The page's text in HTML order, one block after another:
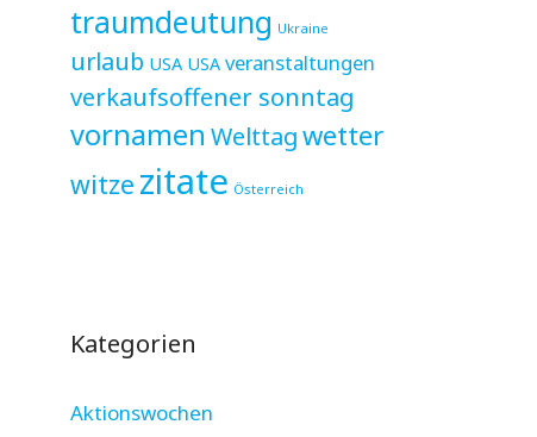
traumdeutung Ukraine
urlaub USA USA veranstaltungen
verkaufsoffener sonntag
vornamen Welttagwetter
witze zitate Österreich
Kategorien
Aktionswochen